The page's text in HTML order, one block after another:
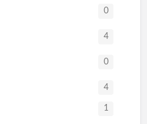
0
4
0
4
1